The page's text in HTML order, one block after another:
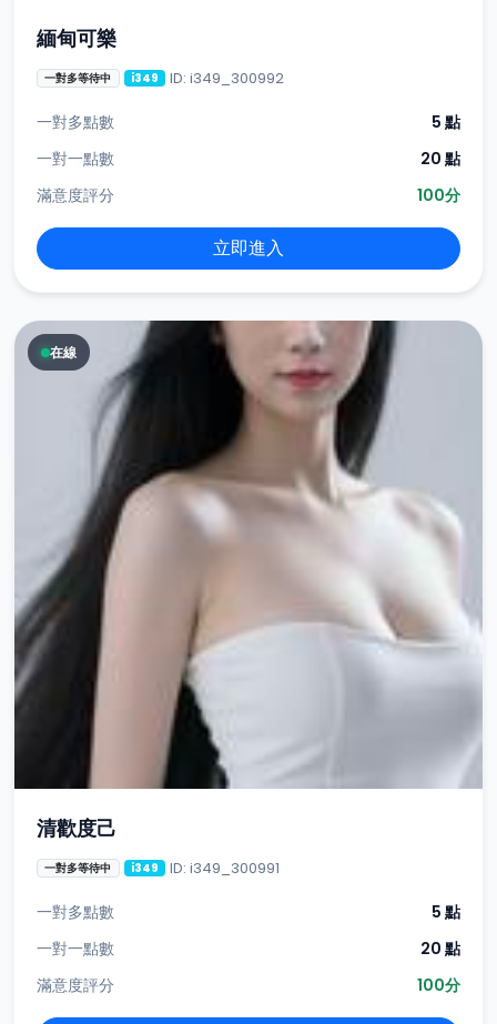
緬甸可樂
一對多等待中 i349 ID: i349_300992
一對多點數
5 點
一對一點數
20 點
滿意度評分
100分
立即進入
在線
清歡度己
一對多等待中 i349 ID: i349_300991
一對多點數
5 點
一對一點數
20 點
滿意度評分
100分